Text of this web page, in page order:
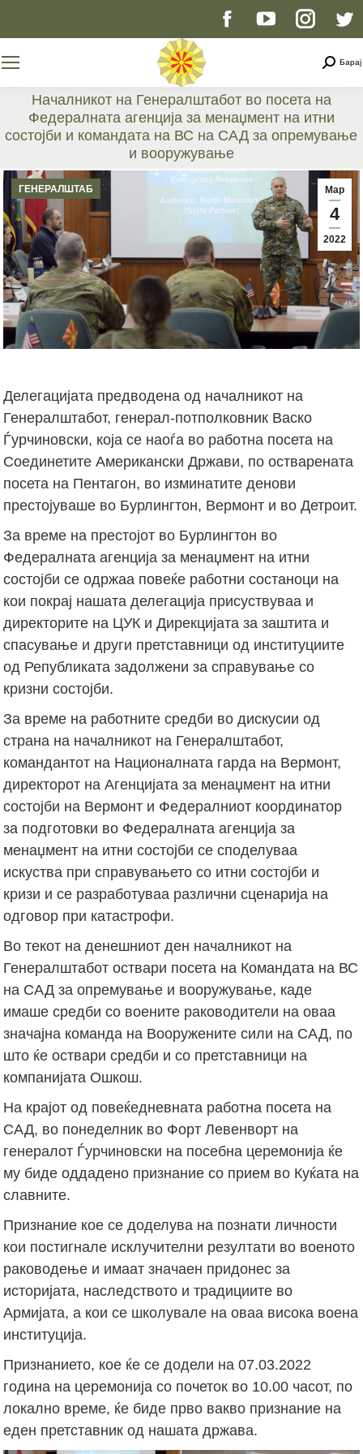
Facebook
opens
in
new
window
YouTube
opens
in
new
window
page
opens
in
new
window
Барај
Началникот на Генералштабот во посета на
Федералната агенција за менаџмент на итни
состојби и командата на ВС на САД за опремување
и вооружување
You are here:
Мар
4
2022
ГЕНЕРАЛШТАБ
Делегацијата предводена од началникот на
Генералштабот, генерал-потполковник Васко
Ѓурчиновски, која се наоѓа во работна посета на
Соединетите Американски Држави, по остварената
посета на Пентагон, во изминатите денови
престојуваше во Бурлингтон, Вермонт и во Детроит.
За време на престојот во Бурлингтон во
Федералната агенција за менаџмент на итни
состојби се одржаа повеќе работни состаноци на
кои покрај нашата делегација присуствуваа и
директорите на ЦУК и Дирекцијата за заштита и
спасување и други претставници од институциите
од Републиката задолжени за справување со
кризни состојби.
За време на работните средби во дискусии од
страна на началникот на Генералштабот,
командантот на Националната гарда на Вермонт,
директорот на Агенцијата за менаџмент на итни
состојби на Вермонт и Федералниот координатор
за подготовки во Федералната агенција за
менаџмент на итни состојби се споделуваа
искуства при справувањето со итни состојби и
кризи и се разработуваа различни сценарија на
одговор при катастрофи.
Во текот на денешниот ден началникот на
Генералштабот оствари посета на Командата на ВС
на САД за опремување и вооружување, каде
имаше средби со воените раководители на оваа
значајна команда на Вооружените сили на САД, по
што ќе оствари средби и со претставници на
компанијата Ошкош.
На крајот од повеќедневната работна посета на
САД, во понеделник во Форт Левенворт на
генералот Ѓурчиновски на посебна церемонија ќе
му биде оддадено признание со прием во Куќата на
славните.
Признание кое се доделува на познати личности
кои постигнале исклучителни резултати во военото
раководење и имаат значаен придонес за
историјата, наследството и традициите во
Армијата, а кои се школувале на оваа висока воена
институција.
Признанието, кое ќе се додели на 07.03.2022
година на церемонија со почеток во 10.00 часот, по
локално време, ќе биде прво вакво признание на
еден претставник од нашата држава.